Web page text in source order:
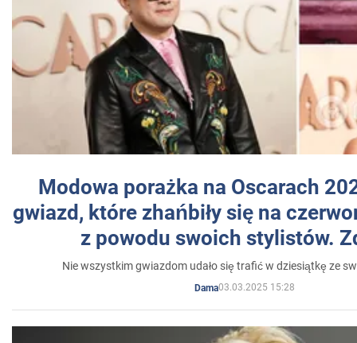
Modowa porażka na Oscarach
gwiazd, które zhańbiły się na
z powodu swoich stylistów.
Nie wszystkim gwiazdom udało się trafić w dziesiątkę ze
Dama03.03.2025 15:28